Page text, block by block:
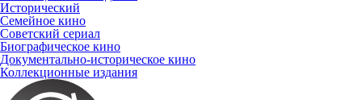
Исторический
Семейное кино
Советский сериал
Биографическое кино
Документально-историческое кино
Коллекционные издания